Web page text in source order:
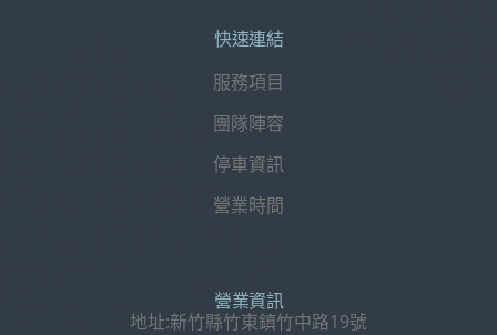
快速連結
服務項目
團隊陣容
停車資訊
營業時間
營業資訊
地址:新竹縣竹東鎮竹中路19號